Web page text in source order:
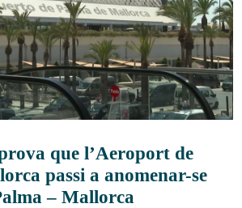
que l’Aeroport de
passi a anomenar-se
– Mallorca